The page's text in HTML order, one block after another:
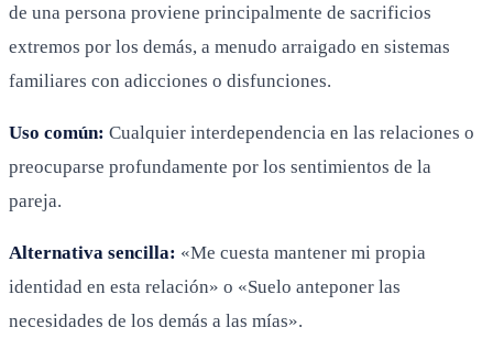
de una persona proviene principalmente de sacrificios
extremos por los demás, a menudo arraigado en sistemas
familiares con adicciones o disfunciones.
Uso común: Cualquier interdependencia en las relaciones o
preocuparse profundamente por los sentimientos de la
pareja.
Alternativa sencilla: «Me cuesta mantener mi propia
identidad en esta relación» o «Suelo anteponer las
necesidades de los demás a las mías».